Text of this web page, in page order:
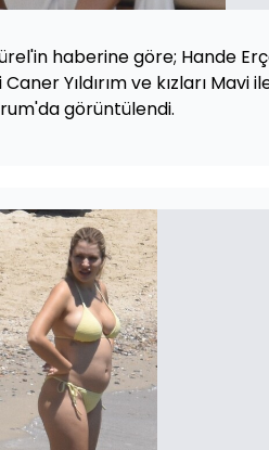
haberine göre; Hande
Yıldırım ve kızları Mavi
görüntülendi.